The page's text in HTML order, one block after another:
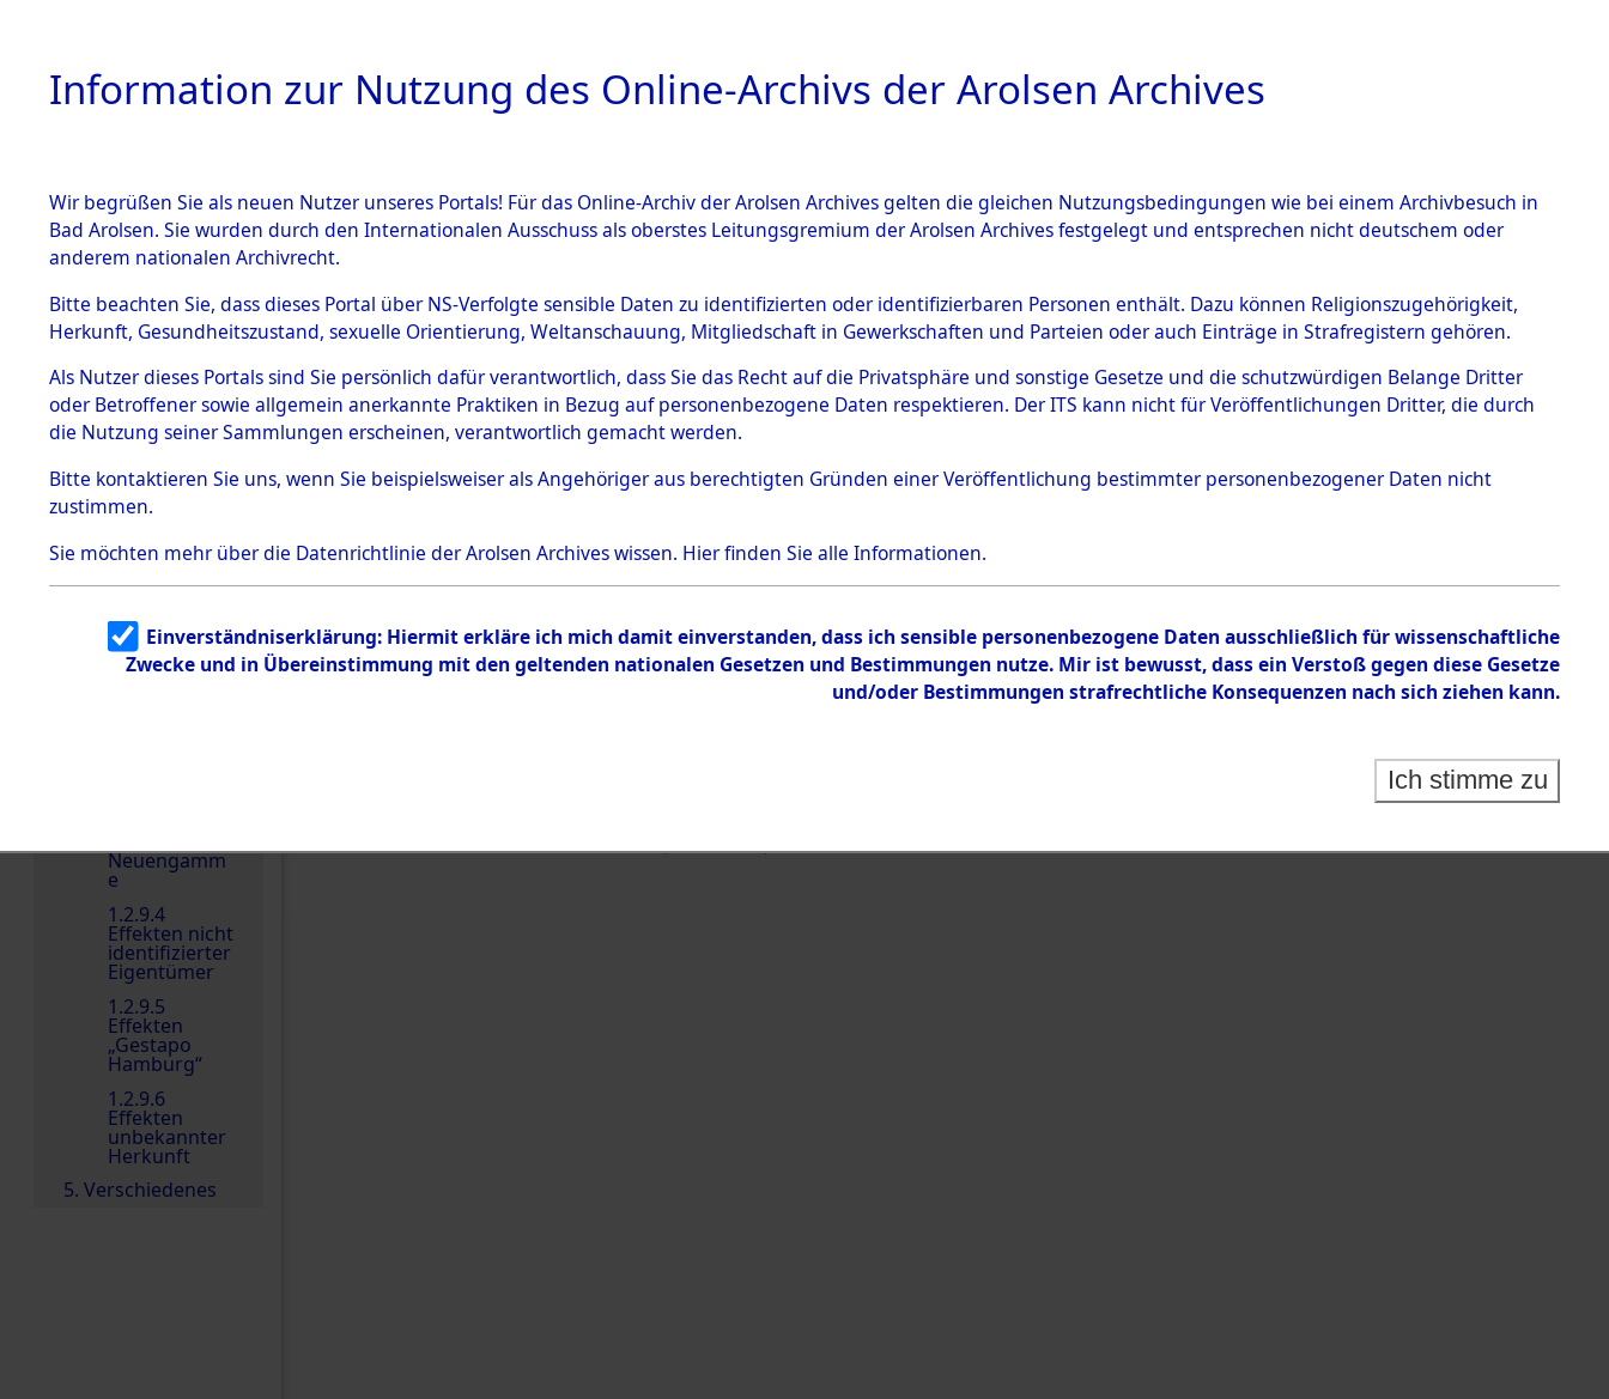
HOME BESTANDSBESCHREIBUNG ARCHIVALE ÜBERSICHT BILD
BESTÄNDE
Inhaftierungsdoku
mente
1.2.9 Beim ITS
verwahrte
1.2.9.1
Effekten aus
Dachau
e
1.2.9.2
Effekten aus
Neuengamm
e
1.2.9.4
Effekten nicht
identifizierter
Eigentümer
1.2.9.5
Effekten
„Gestapo
Hamburg“
1.2.9.6
Effekten
unbekannter
Herkunft
5. Verschiedenes
0033 (108020066)
0033 (108020066)
Person DRAGUNOW, JOHANN
Bestand
Information zur Nutzung des Online-Archivs der Arolsen Archives
Wir begrüßen Sie als neuen Nutzer unseres Portals! Für das Online-Archiv der Arolsen Archives gelten die gleichen Nutzungsbedingungen wie bei einem Archivbesuch in
Bad Arolsen. Sie wurden durch den Internationalen Ausschuss als oberstes Leitungsgremium der Arolsen Archives festgelegt und entsprechen nicht deutschem oder
anderem nationalen Archivrecht.
Bitte beachten Sie, dass dieses Portal über NS-Verfolgte sensible Daten zu identifizierten oder identifizierbaren Personen enthält. Dazu können Religionszugehörigkeit,
Herkunft, Gesundheitszustand, sexuelle Orientierung, Weltanschauung, Mitgliedschaft in Gewerkschaften und Parteien oder auch Einträge in Strafregistern gehören.
Als Nutzer dieses Portals sind Sie persönlich dafür verantwortlich, dass Sie das Recht auf die Privatsphäre und sonstige Gesetze und die schutzwürdigen Belange Dritter
oder Betroffener sowie allgemein anerkannte Praktiken in Bezug auf personenbezogene Daten respektieren. Der ITS kann nicht für Veröffentlichungen Dritter, die durch
die Nutzung seiner Sammlungen erscheinen, verantwortlich gemacht werden.
Bitte kontaktieren Sie uns, wenn Sie beispielsweiser als Angehöriger aus berechtigten Gründen einer Veröffentlichung bestimmter personenbezogener Daten nicht
zustimmen.
Sie möchten mehr über die Datenrichtlinie der Arolsen Archives wissen. Hierfinden Sie alle Informationen.
Einverständniserklärung: Hiermit erkläre ich mich damit einverstanden, dass ich sensible personenbezogene Daten ausschließlich für wissenschaftliche
Zwecke und in Übereinstimmung mit den geltenden nationalen Gesetzen und Bestimmungen nutze. Mir ist bewusst, dass ein Verstoß gegen diese Gesetze
und/oder Bestimmungen strafrechtliche Konsequenzen nach sich ziehen kann.
Ich stimme zu